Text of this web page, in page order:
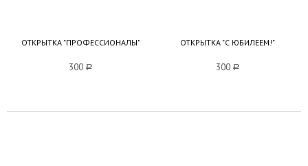
ОТКРЫТКА "ПРОФЕССИОНАЛЫ"
300 a
ОТКРЫТКА "С ЮБИЛЕЕМ!"
300 a